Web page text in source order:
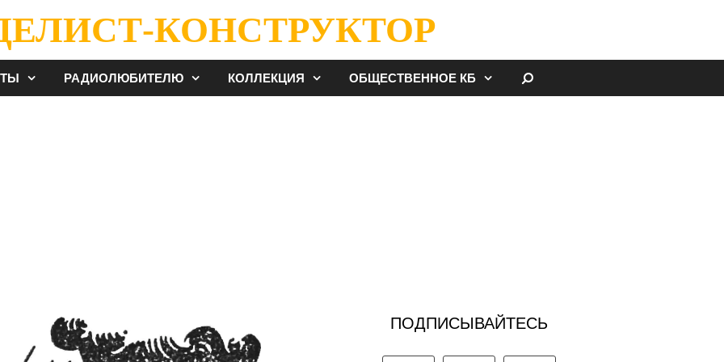
КОНСТРУКТОР
РАДИОЛЮБИТЕЛЮ КОЛЛЕКЦИЯ ОБЩЕСТВЕННОЕ КБ
ПОДПИСЫВАЙТЕСЬ